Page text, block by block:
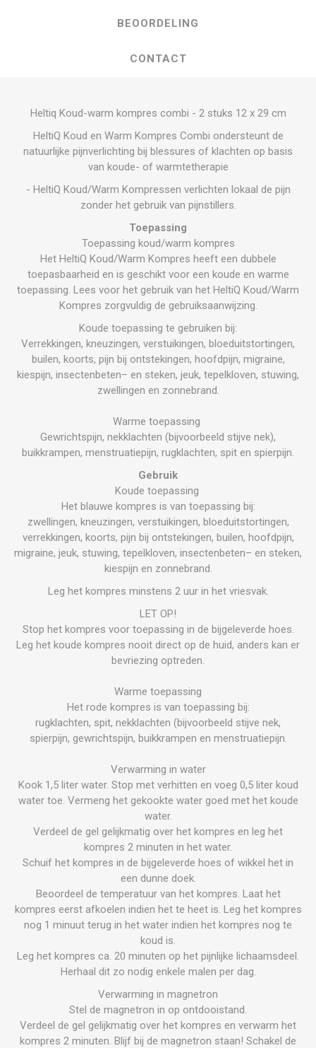
BEOORDELING
CONTACT
Heltiq Koud-warm kompres combi - 2 stuks 12 x 29 cm
HeltiQ Koud en Warm Kompres Combi ondersteunt de
natuurlijke pijnverlichting bij blessures of klachten op basis
van koude- of warmtetherapie
- HeltiQ Koud/Warm Kompressen verlichten lokaal de pijn
zonder het gebruik van pijnstillers.
Toepassing
Toepassing koud/warm kompres
Het HeltiQ Koud/Warm Kompres heeft een dubbele
toepasbaarheid en is geschikt voor een koude en warme
toepassing. Lees voor het gebruik van het HeltiQ Koud/Warm
Kompres zorgvuldig de gebruiksaanwijzing.
Koude toepassing te gebruiken bij:
Verrekkingen, kneuzingen, verstuikingen, bloeduitstortingen,
builen, koorts, pijn bij ontstekingen, hoofdpijn, migraine,
kiespijn, insectenbeten– en steken, jeuk, tepelkloven, stuwing,
zwellingen en zonnebrand.
Warme toepassing
Gewrichtspijn, nekklachten (bijvoorbeeld stijve nek),
buikkrampen, menstruatiepijn, rugklachten, spit en spierpijn.
Gebruik
Koude toepassing
Het blauwe kompres is van toepassing bij:
zwellingen, kneuzingen, verstuikingen, bloeduitstortingen,
verrekkingen, koorts, pijn bij ontstekingen, builen, hoofdpijn,
migraine, jeuk, stuwing, tepelkloven, insectenbeten– en steken,
kiespijn en zonnebrand.
Leg het kompres minstens 2 uur in het vriesvak.
LET OP!
Stop het kompres voor toepassing in de bijgeleverde hoes.
Leg het koude kompres nooit direct op de huid, anders kan er
bevriezing optreden.
Warme toepassing
Het rode kompres is van toepassing bij:
rugklachten, spit, nekklachten (bijvoorbeeld stijve nek,
spierpijn, gewrichtspijn, buikkrampen en menstruatiepijn.
Verwarming in water
Kook 1,5 liter water. Stop met verhitten en voeg 0,5 liter koud
water toe. Vermeng het gekookte water goed met het koude
water.
Verdeel de gel gelijkmatig over het kompres en leg het
kompres 2 minuten in het water.
Schuif het kompres in de bijgeleverde hoes of wikkel het in
een dunne doek.
Beoordeel de temperatuur van het kompres. Laat het
kompres eerst afkoelen indien het te heet is. Leg het kompres
nog 1 minuut terug in het water indien het kompres nog te
koud is.
Leg het kompres ca. 20 minuten op het pijnlijke lichaamsdeel.
Herhaal dit zo nodig enkele malen per dag.
Verwarming in magnetron
Stel de magnetron in op ontdooistand.
Verdeel de gel gelijkmatig over het kompres en verwarm het
kompres 2 minuten. Blijf bij de magnetron staan! Schakel de